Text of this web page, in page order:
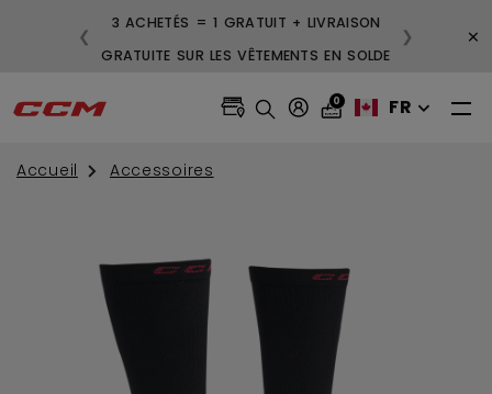
3 ACHETÉS = 1 GRATUIT + LIVRAISON
GRATUITE SUR LES VÊTEMENTS EN SOLDE
❮ ❯ ×
0 FR
Accueil Accessoires